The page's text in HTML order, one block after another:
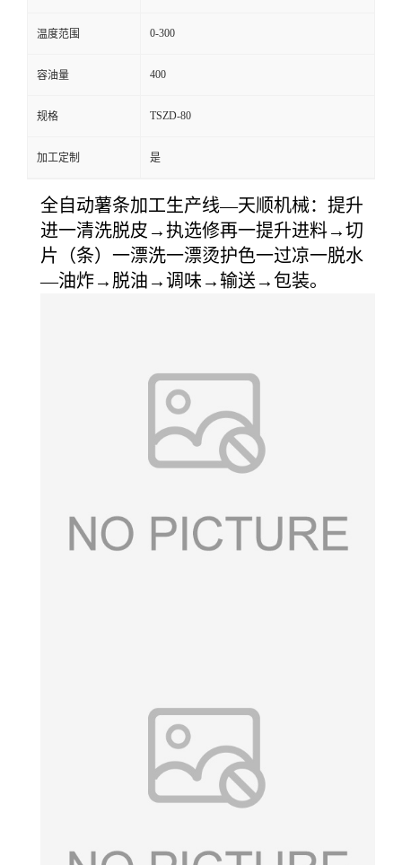
温度范围 0-300
容油量 400
规格 TSZD-80
加工定制 是
全自动薯条加工生产线—天顺机械：提升
进一清洗脱皮→执选修再一提升进料→切
片（条）一漂洗一漂烫护色一过凉一脱水
—油炸→脱油→调味→输送→包装。